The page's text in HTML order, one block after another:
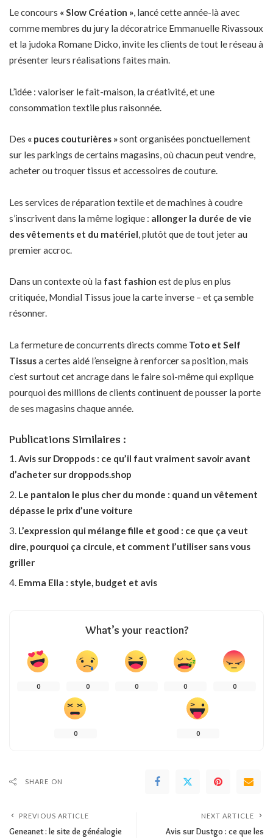
Le concours « Slow Création », lancé cette année-là avec
comme membres du jury la décoratrice Emmanuelle Rivassoux
et la judoka Romane Dicko, invite les clients de tout le réseau à
présenter leurs réalisations faites main.
L’idée : valoriser le fait-maison, la créativité, et une
consommation textile plus raisonnée.
Des « puces couturières »sont organisées ponctuellement
sur les parkings de certains magasins, où chacun peut vendre,
acheter ou troquer tissus et accessoires de couture.
Les services de réparation textile et de machines à coudre
s’inscrivent dans la même logique : allonger la durée de vie
des vêtements et du matériel, plutôt que de tout jeter au
premier accroc.
Dans un contexte où la fast fashion est de plus en plus
critiquée, Mondial Tissus joue la carte inverse – et ça semble
résonner.
La fermeture de concurrents directs comme Toto et Self
Tissusa certes aidé l’enseigne à renforcer sa position, mais
c’est surtout cet ancrage dans le faire soi-même qui explique
pourquoi des millions de clients continuent de pousser la porte
de ses magasins chaque année.
Publications Similaires :
Avis sur Droppods : ce qu’il faut vraiment savoir avant
d’acheter sur droppods.shop
Le pantalon le plus cher du monde : quand un vêtement
dépasse le prix d’une voiture
L’expression qui mélange fille et good : ce que ça veut
dire, pourquoi ça circule, et comment l’utiliser sans vous
griller
Emma Ella : style, budget et avis
What’s your reaction?
0 0 0 0 0
0 0
SHARE ON
PREVIOUS ARTICLE
Geneanet : le site de généalogie
NEXT ARTICLE
Avis sur Dustgo : ce que les